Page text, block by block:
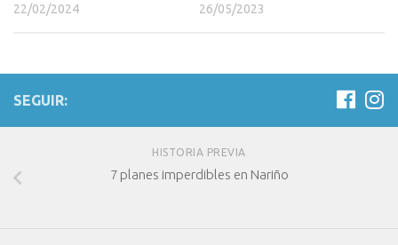
22/02/2024 26/05/2023
SEGUIR:
HISTORIA PREVIA
7 planes imperdibles en Nariño